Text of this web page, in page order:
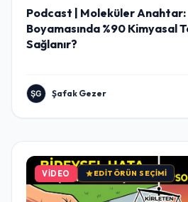
Podcast | Moleküler
Boyamasında %90 Kimyasal
Sağlanır?
Şafak Gezer
VIDEO EDITÖRÜN SEÇIMI